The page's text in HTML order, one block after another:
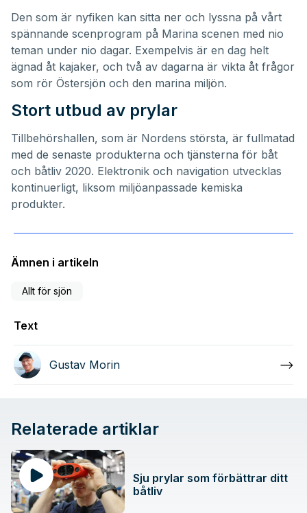
Den som är nyfiken kan sitta ner och lyssna på vårt
spännande scenprogram på Marina scenen med nio
teman under nio dagar. Exempelvis är en dag helt
ägnad åt kajaker, och två av dagarna är vikta åt frågor
som rör Östersjön och den marina miljön.
Stort utbud av prylar
Tillbehörshallen, som är Nordens största, är fullmatad
med de senaste produkterna och tjänsterna för båt
och båtliv 2020. Elektronik och navigation utvecklas
kontinuerligt, liksom miljöanpassade kemiska
produkter.
Ämnen i artikeln
Allt för sjön
Text
Gustav Morin
Relaterade artiklar
Sju prylar som förbättrar ditt
båtliv